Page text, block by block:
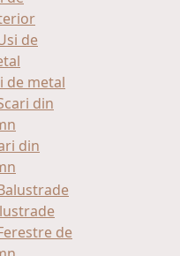
de metal
din